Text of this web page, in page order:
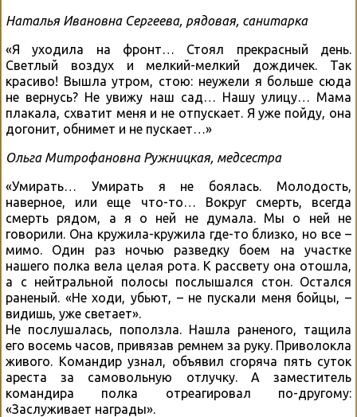
Наталья Ивановна Сергеева, рядовая, санитарка
«Я уходила на фронт… Стоял прекрасный день.
Светлый воздух и мелкий-мелкий дождичек. Так
красиво! Вышла утром, стою: неужели я больше сюда
не вернусь? Не увижу наш сад… Нашу улицу… Мама
плакала, схватит меня и не отпускает. Я уже пойду, она
догонит, обнимет и не пускает…»
Ольга Митрофановна Ружницкая, медсестра
«Умирать… Умирать я не боялась. Молодость,
наверное, или еще что-то… Вокруг смерть, всегда
смерть рядом, а я о ней не думала. Мы о ней не
говорили. Она кружила-кружила где-то близко, но все –
мимо. Один раз ночью разведку боем на участке
нашего полка вела целая рота. К рассвету она отошла,
а с нейтральной полосы послышался стон. Остался
раненый. «Не ходи, убьют, – не пускали меня бойцы, –
видишь, уже светает».
Не послушалась, поползла. Нашла раненого, тащила
его восемь часов, привязав ремнем за руку. Приволокла
живого. Командир узнал, объявил сгоряча пять суток
ареста за самовольную отлучку. А заместитель
командира полка отреагировал по-другому:
«Заслуживает награды».